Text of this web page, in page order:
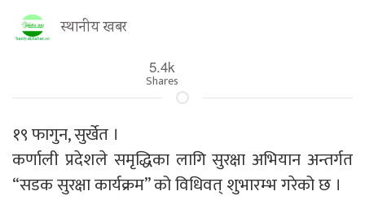
स्थानीय खबर
5.4k
Shares
१९ फागुन, सुर्खेत ।
कर्णाली प्रदेशले समृद्धिका लागि सुरक्षा अभियान अन्तर्गत
“सडक सुरक्षा कार्यक्रम” को विधिवत् शुभारम्भ गरेको छ ।